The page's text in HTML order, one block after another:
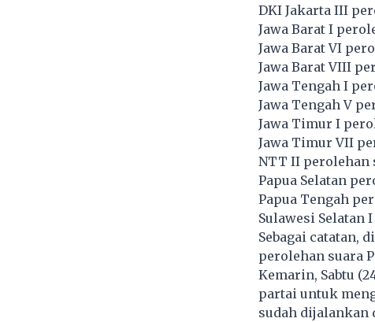
DKI Jakarta III
Jawa Barat I
Jawa Barat VI
Jawa Barat VIII
Jawa Tengah I
Jawa Tengah V
Jawa Timur I
Jawa Timur VII
NTT II perolehan
Papua Selatan
Papua Tengah
Sulawesi Selatan
Sebagai catatan,
perolehan suara
Kemarin, Sabtu
partai untuk
sudah dijalankan